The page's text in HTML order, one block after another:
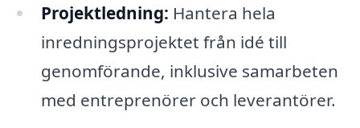
Projektledning: Hantera hela
inredningsprojektet från idé till
genomförande, inklusive samarbeten
med entreprenörer och leverantörer.